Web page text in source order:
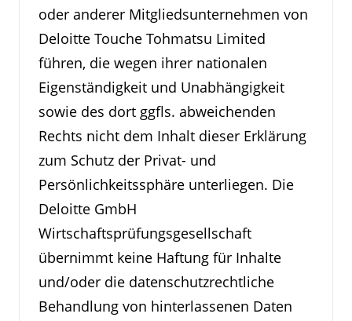
oder anderer Mitgliedsunternehmen von
Deloitte Touche Tohmatsu Limited
führen, die wegen ihrer nationalen
Eigenständigkeit und Unabhängigkeit
sowie des dort ggfls. abweichenden
Rechts nicht dem Inhalt dieser Erklärung
zum Schutz der Privat- und
Persönlichkeitssphäre unterliegen. Die
Deloitte GmbH
Wirtschaftsprüfungsgesellschaft
übernimmt keine Haftung für Inhalte
und/oder die datenschutzrechtliche
Behandlung von hinterlassenen Daten